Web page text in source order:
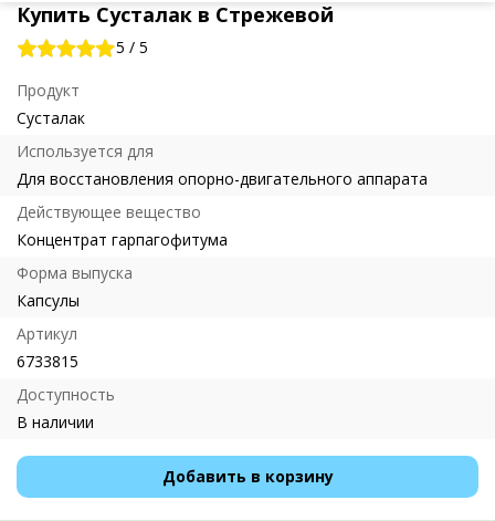
Купить Сусталак в Стрежевой
5 / 5
Продукт
Сусталак
Используется для
Для восстановления опорно-двигательного аппарата
Действующее вещество
Концентрат гарпагофитума
Форма выпуска
Капсулы
Артикул
6733815
Доступность
В наличии
Добавить в корзину